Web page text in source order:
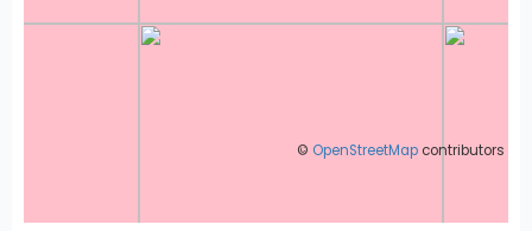
© OpenStreetMap contributors